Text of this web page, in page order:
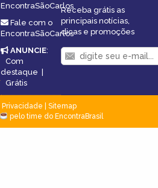
EncontraSãoCarlos
Fale com o
EncontraSãoCarlos
ANUNCIE:
Com
destaque |
Grátis
Receba grátis as
principais notícias,
dicas e promoções
Privacidade
Sitemap
pelo time do EncontraBrasil